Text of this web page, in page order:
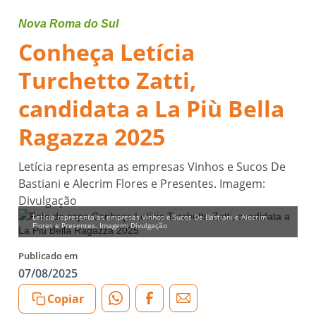
Nova Roma do Sul
Conheça Letícia
Turchetto Zatti,
candidata a La Più Bella
Ragazza 2025
Letícia representa as empresas Vinhos e Sucos De
Bastiani e Alecrim Flores e Presentes. Imagem:
Divulgação
Letícia representa as empresas Vinhos e Sucos De Bastiani e Alecrim
Flores e Presentes. Imagem: Divulgação
Publicado em
07/08/2025
Copiar